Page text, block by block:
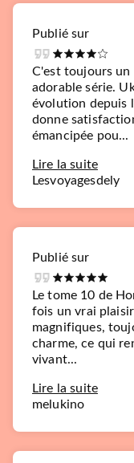
Publié sur
C'est toujours
adorable série.
évolution depuis
donne
émancipée pou...
Lire la suite
Lesvoyagesdely
Publié sur
Le tome 10 de
fois un vrai
magnifiques,
charme, ce qui
vivant...
Lire la suite
melukino